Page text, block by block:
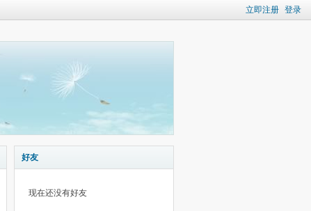
立即注册 登录
好友
现在还没有好友